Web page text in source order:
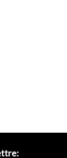
des tuyaux
une